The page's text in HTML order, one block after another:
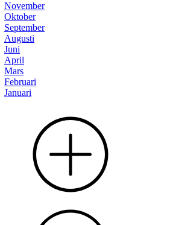
November
Oktober
September
Augusti
Juni
April
Mars
Februari
Januari